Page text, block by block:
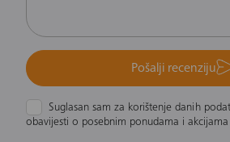
Pošalji recenziju
Suglasan sam za korištenje danih
obavijesti o posebnim ponudama i akcijama